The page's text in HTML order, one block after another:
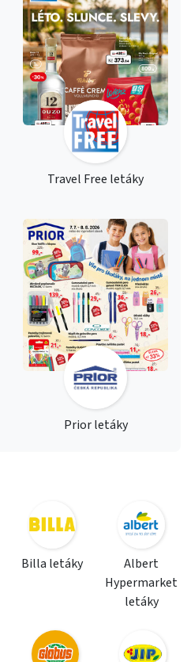
Travel Free letáky
Prior letáky
Billa letáky
Albert
Hypermarket
letáky